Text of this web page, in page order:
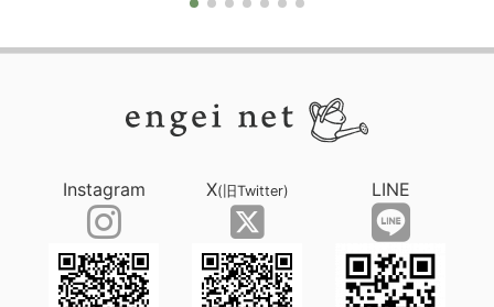
Instagram X(旧Twitter) LINE